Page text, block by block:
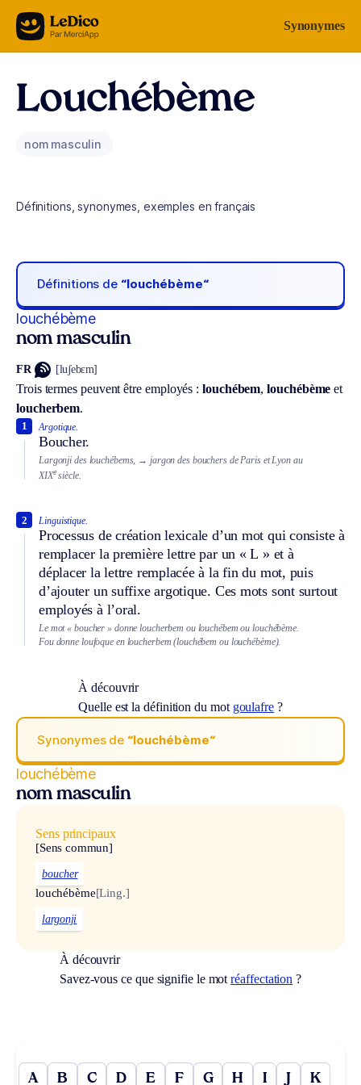
Aller au contenu Synonymes
Louchébème
nom masculin
Définitions, synonymes, exemples en français
Définitions de “louchébème“
louchébème
nom masculin
FR [luʃebɛm]
Trois termes peuvent être employés :louchébem,louchébème et
loucherbem.
Argotique.
Boucher.
1
Largonji des louchébems, → jargon des bouchers de Paris et Lyon au
XIXesiècle.
Linguistique.
Processus de création lexicale d’un mot qui consiste à
remplacer la première lettre par un « L » et à
déplacer la lettre remplacée à la fin du mot, puis
d’ajouter un suffixe argotique. Ces mots sont surtout
employés à l’oral.
2
Le mot « boucher » donne loucherbem ou louchébem ou louchébème.
Fou donne loufoque en loucherbem (louchébem ou louchébème).
À découvrir
Quelle est la définition du mot goulafre?
Synonymes de “louchébème“
louchébème
nom masculin
Sens principaux
[Sens commun]
boucher
louchébème[Ling.]
largonji
À découvrir
Savez-vous ce que signifie le motréaffectation ?
A B C D E F G H I J K